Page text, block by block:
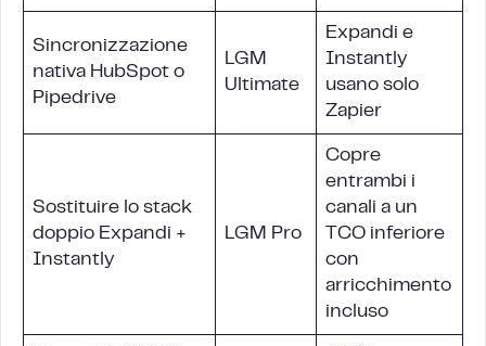
Sincronizzazione
nativa HubSpot o
Pipedrive
LGM
Ultimate
Expandi e
Instantly
usano solo
Zapier
Sostituire lo stack
doppio Expandi +
Instantly
LGM Pro
Copre
entrambi i
canali a un
TCO inferiore
con
arricchimento
incluso